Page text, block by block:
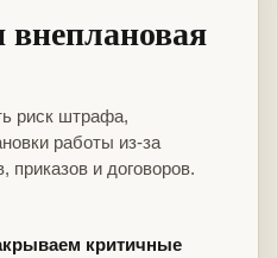
риск штрафа,
работы из-за
и договоров.
критичные